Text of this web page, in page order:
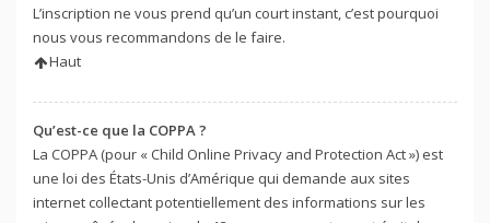
L’inscription ne vous prend qu’un court instant, c’est pourquoi
nous vous recommandons de le faire.
Haut
Qu’est-ce que la COPPA ?
La COPPA (pour « Child Online Privacy and Protection Act ») est
une loi des États-Unis d’Amérique qui demande aux sites
internet collectant potentiellement des informations sur les